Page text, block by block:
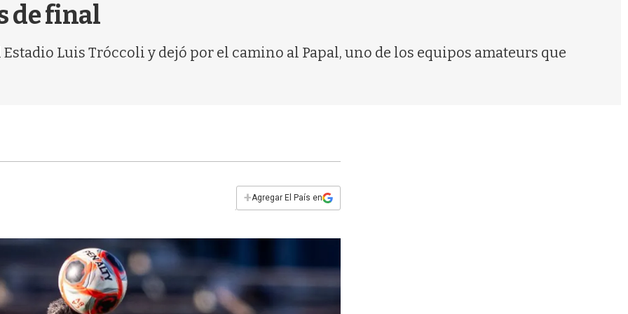
de final
Luis Tróccoli y dejó por el camino al Papal, uno de los equipos amateurs que
+Agregar El País en